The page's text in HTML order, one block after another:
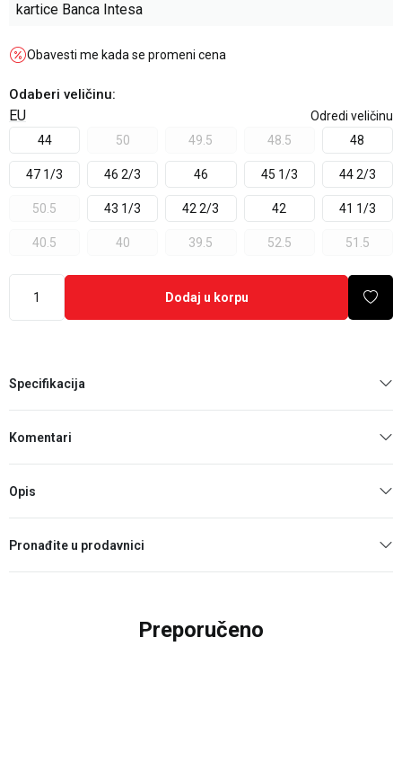
kartice Banca Intesa
Obavesti me kada se promeni cena
Odaberi veličinu:
EU
Odredi veličinu
44
50 49.5 48.5 48
47 1/3 46 2/3 46 45 1/3 44 2/3
50.5 43 1/3 42 2/3 42 41 1/3
40.5 40 39.5 52.5 51.5
Dodaj u korpu
Specifikacija
Komentari
Opis
Pronađite u prodavnici
Preporučeno